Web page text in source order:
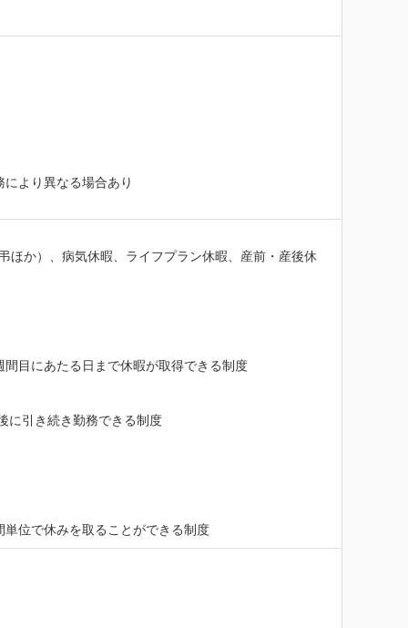
より異なる場合あり
ほか）、病気休暇、ライフプラン休暇、産前・産後休
目にあたる日まで休暇が取得できる制度
に引き続き勤務できる制度
位で休みを取ることができる制度